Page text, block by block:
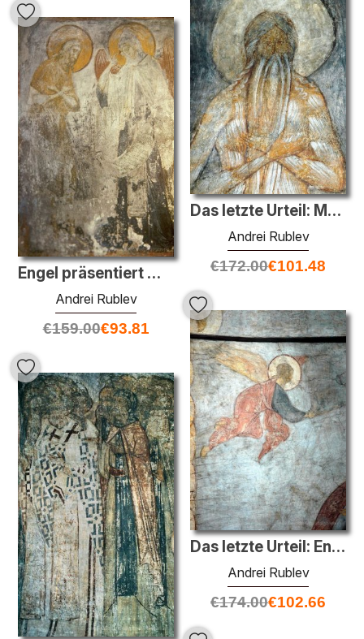
Das letzte Urteil: Makarios der Ägypter
Andrei Rublev
€172.00€101.48
Engel präsentiert Mönch Pachomius cenobitic Kloster Charter.
Andrei Rublev
€159.00€93.81
Das letzte Urteil: Engel
Andrei Rublev
€174.00€102.66